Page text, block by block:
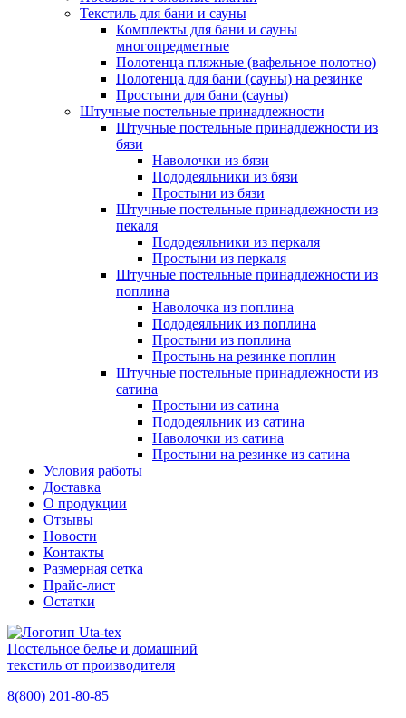
Текстиль для бани и сауны
Комплекты для бани и сауны
многопредметные
Полотенца пляжные (вафельное полотно)
Полотенца для бани (сауны) на резинке
Простыни для бани (сауны)
Штучные постельные принадлежности
Штучные постельные принадлежности из
бязи
Наволочки из бязи
Пододеяльники из бязи
Простыни из бязи
Штучные постельные принадлежности из
пекаля
Пододеяльники из перкаля
Простыни из перкаля
Штучные постельные принадлежности из
поплина
Наволочка из поплина
Пододеяльник из поплина
Простыни из поплина
Простынь на резинке поплин
Штучные постельные принадлежности из
сатина
Простыни из сатина
Пододеяльник из сатина
Наволочки из сатина
Простыни на резинке из сатина
Условия работы
Доставка
О продукции
Отзывы
Новости
Контакты
Размерная сетка
Прайс-лист
Остатки
Постельное белье и домашний
текстиль от производителя
8(800) 201-80-85